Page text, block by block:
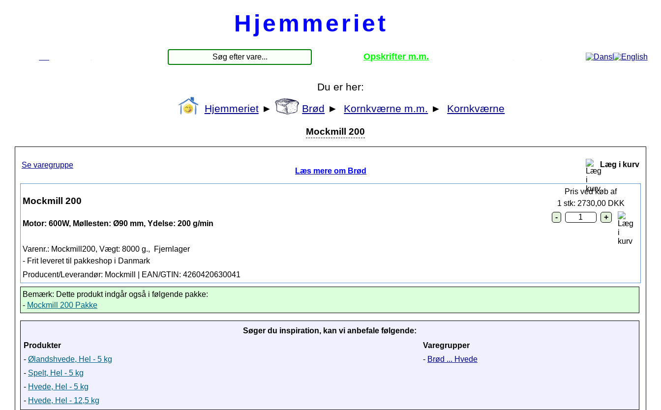
Hjemmeriet
Opskrifter m.m.
Du er her:
Hjemmeriet ► Brød ► Kornkværne m.m. ► Kornkværne
Mockmill 200
Se varegruppe
Læs mere om Brød
Læg i kurv
Mockmill 200
Motor: 600W, Møllesten: Ø90 mm, Ydelse: 200 g/min
Varenr.: Mockmill200, Vægt: 8000 g.,
Fjernlager
- Frit leveret til pakkeshop i Danmark
Producent/Leverandør: Mockmill | EAN/GTIN: 4260420630041
Pris ved køb af
1 stk: 2730,00 DKK
Bemærk: Dette produkt indgår også i følgende pakke:
- Mockmill 200 Pakke
Søger du inspiration, kan vi anbefale følgende:
Produkter
Varegrupper
- Ølandshvede, Hel - 5 kg - Brød ... Hvede
- Spelt, Hel - 5 kg
- Hvede, Hel - 5 kg
- Hvede, Hel - 12,5 kg